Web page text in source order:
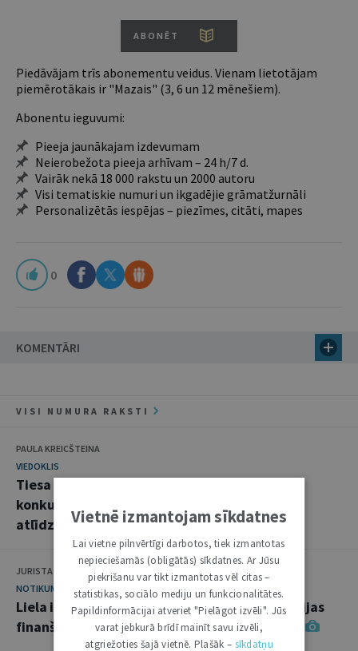
ABONĒT
Piedāvājam trīs abonementu veidus. Vienam lietotājam
piemērotākais ir "Mazais" (3, 6 un 12 mēnešiem).
Abonentu ieguvumi:
Pieeja jaunākajam izdevumam
Neierobežota pieeja arhīvam – 24 h/7 d.
Vairāk nekā 18 000 rakstu un 2000 autoru
Visi tematiskie numuri un ikgadējie grāmatžurnāli
Personalizētās iespējas – piezīmes, citāti, mapes
0
KOMENTĀRI
VISI NUMURA RAKSTI
PAULA KREICŠTEINA
VIEDOKLIS
Tiesa ievieš skaidrību attiecībā uz noilgumu
konkurences tiesību lietās par zaudējumu
atlīdzināšanu
JURISTA VĀRDS
NOTIKUMS
Liela interese par "Jurista Vārda" rīkoto Latvijas
finanšu sistēmas "kapitālā remonta" analīzi
Vietnē izmantojam sīkdatnes
Lai vietne pilnvērtīgi darbotos, tiek izmantotas
nepieciešamās (obligātās) sīkdatnes. Ar Jūsu
piekrišanu var tikt izmantotas vēl citas –
statistikas, sociālo mediju un funkcionalitātes.
Papildinformācijai atveriet "Pielāgot izvēli". Jūs
varat jebkurā brīdī mainīt savu izvēli,
atgriežoties šajā vietnē. Plašāk – sīkdatņu